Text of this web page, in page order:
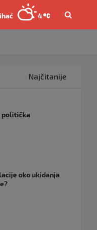
4
Najčitanije
politička
oko ukidanja